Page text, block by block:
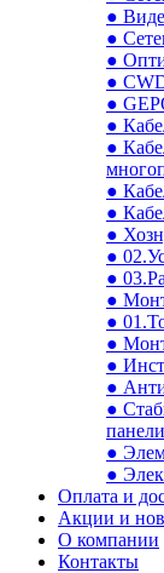
●
●
●
●
●
●
●
●
●
●
●
●
●
●
●
●
●
●
панели
●
●
Оплата и
Акции и
О компании
Контакты